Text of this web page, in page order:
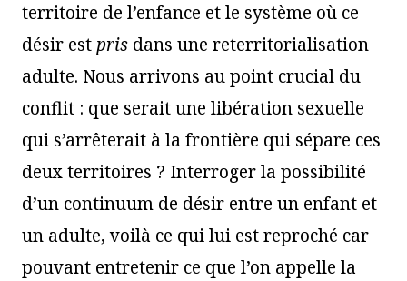
territoire de l’enfance et le système où ce
désir estpris dans une reterritorialisation
adulte. Nous arrivons au point crucial du
conflit : que serait une libération sexuelle
qui s’arrêterait à la frontière qui sépare ces
deux territoires ? Interroger la possibilité
d’un continuum de désir entre un enfant et
un adulte, voilà ce qui lui est reproché car
pouvant entretenir ce que l’on appelle la